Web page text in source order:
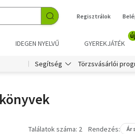
Regisztrálok
IDEGEN NYELVŰ GYEREKJÁTÉK
Segítség Törzsvásárlói
Találatok száma: 2 Rendezés: Ár